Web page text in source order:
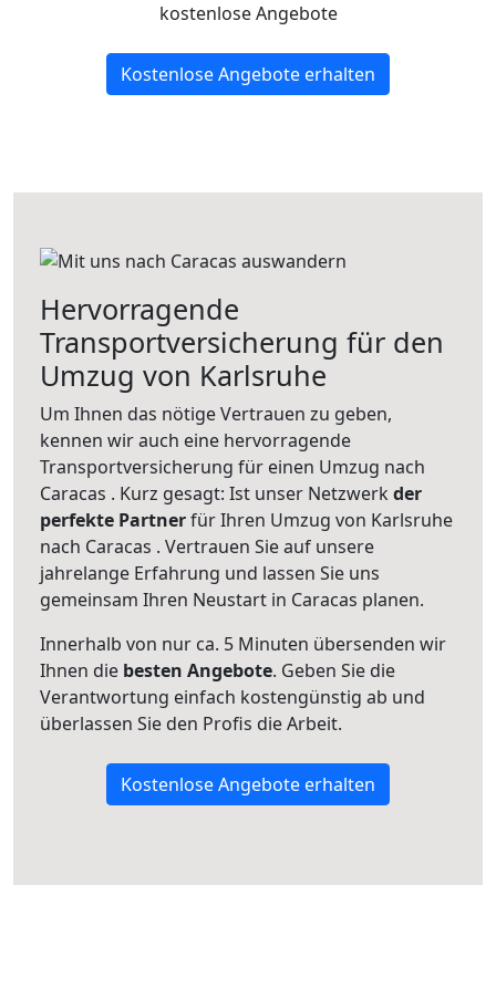
kostenlose Angebote
Kostenlose Angebote erhalten
Hervorragende
Transportversicherung für den
Umzug von Karlsruhe
Um Ihnen das nötige Vertrauen zu geben,
kennen wir auch eine hervorragende
Transportversicherung für einen Umzug nach
Caracas . Kurz gesagt: Ist unser Netzwerkder
perfekte Partnerfür Ihren Umzug von Karlsruhe
nach Caracas . Vertrauen Sie auf unsere
jahrelange Erfahrung und lassen Sie uns
gemeinsam Ihren Neustart in Caracas planen.
Innerhalb von nur ca. 5 Minuten übersenden wir
Ihnen die besten Angebote. Geben Sie die
Verantwortung einfach kostengünstig ab und
überlassen Sie den Profis die Arbeit.
Kostenlose Angebote erhalten